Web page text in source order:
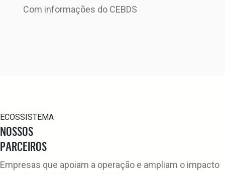
Com informações do CEBDS
ECOSSISTEMA
NOSSOS
PARCEIROS
Empresas que apoiam a operação e ampliam o impacto